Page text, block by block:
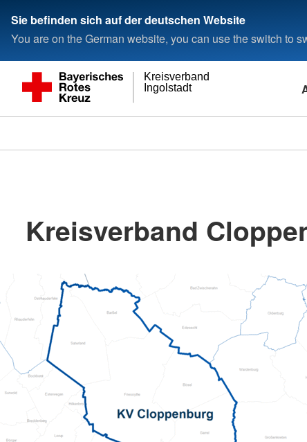
Sie befinden sich auf der deutschen Website
You are on the German website, you can use the switch to
Ingolstadt
Kreisverband
Kreisverband